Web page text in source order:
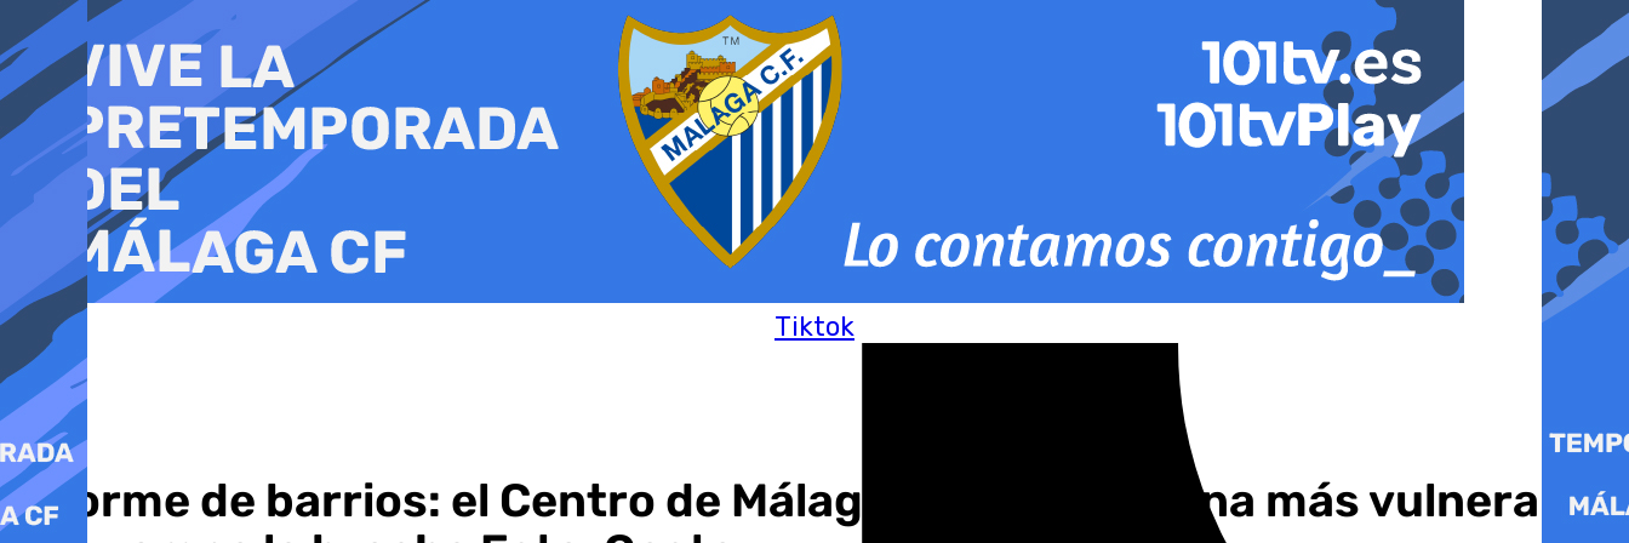
al
contenido
Tiktok
Informe de barrios: el Centro de Málaga entra en la zona más vulnerable